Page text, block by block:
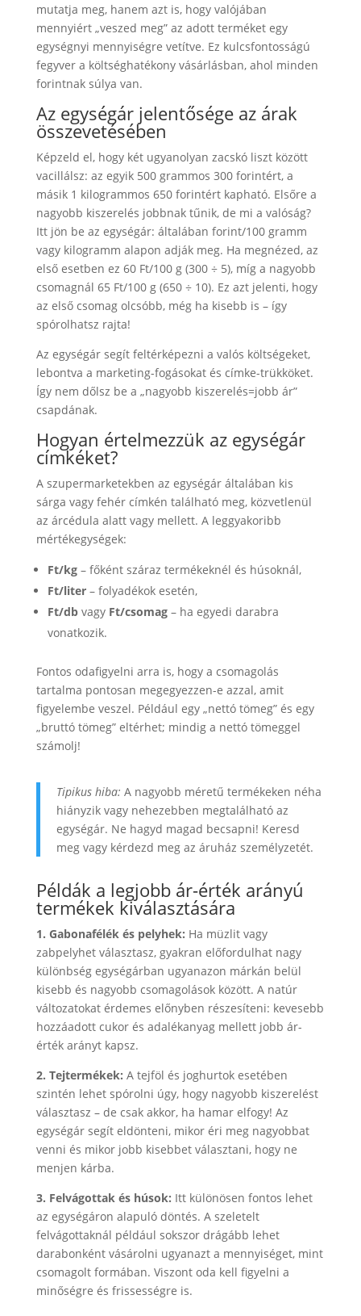
mutatja meg, hanem azt is, hogy valójában
mennyiért „veszed meg” az adott terméket egy
egységnyi mennyiségre vetítve. Ez kulcsfontosságú
fegyver a költséghatékony vásárlásban, ahol minden
forintnak súlya van.
Az egységár jelentősége az árak
összevetésében
Képzeld el, hogy két ugyanolyan zacskó liszt között
vacillálsz: az egyik 500 grammos 300 forintért, a
másik 1 kilogrammos 650 forintért kapható. Elsőre a
nagyobb kiszerelés jobbnak tűnik, de mi a valóság?
Itt jön be az egységár: általában forint/100 gramm
vagy kilogramm alapon adják meg. Ha megnézed, az
első esetben ez 60 Ft/100 g (300 ÷ 5), míg a nagyobb
csomagnál 65 Ft/100 g (650 ÷ 10). Ez azt jelenti, hogy
az első csomag olcsóbb, még ha kisebb is – így
spórolhatsz rajta!
Az egységár segít feltérképezni a valós költségeket,
lebontva a marketing-fogásokat és címke-trükköket.
Így nem dőlsz be a „nagyobb kiszerelés=jobb ár”
csapdának.
Hogyan értelmezzük az egységár
címkéket?
A szupermarketekben az egységár általában kis
sárga vagy fehér címkén található meg, közvetlenül
az árcédula alatt vagy mellett. A leggyakoribb
mértékegységek:
Ft/kg– főként száraz termékeknél és húsoknál,
Ft/liter– folyadékok esetén,
Ft/dbvagy Ft/csomag– ha egyedi darabra
vonatkozik.
Fontos odafigyelni arra is, hogy a csomagolás
tartalma pontosan megegyezzen-e azzal, amit
figyelembe veszel. Például egy „nettó tömeg” és egy
„bruttó tömeg” eltérhet; mindig a nettó tömeggel
számolj!
Tipikus hiba: A nagyobb méretű termékeken néha
hiányzik vagy nehezebben megtalálható az
egységár. Ne hagyd magad becsapni! Keresd
meg vagy kérdezd meg az áruház személyzetét.
Példák a legjobb ár-érték arányú
termékek kiválasztására
1. Gabonafélék és pelyhek: Ha müzlit vagy
zabpelyhet választasz, gyakran előfordulhat nagy
különbség egységárban ugyanazon márkán belül
kisebb és nagyobb csomagolások között. A natúr
változatokat érdemes előnyben részesíteni: kevesebb
hozzáadott cukor és adalékanyag mellett jobb ár-
érték arányt kapsz.
2. Tejtermékek: A tejföl és joghurtok esetében
szintén lehet spórolni úgy, hogy nagyobb kiszerelést
választasz – de csak akkor, ha hamar elfogy! Az
egységár segít eldönteni, mikor éri meg nagyobbat
venni és mikor jobb kisebbet választani, hogy ne
menjen kárba.
3. Felvágottak és húsok: Itt különösen fontos lehet
az egységáron alapuló döntés. A szeletelt
felvágottaknál például sokszor drágább lehet
darabonként vásárolni ugyanazt a mennyiséget, mint
csomagolt formában. Viszont oda kell figyelni a
minőségre és frissességre is.